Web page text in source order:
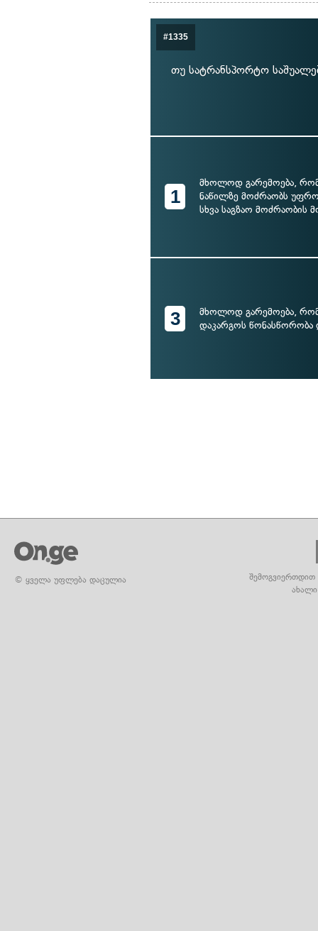
#1335
თუ სატრანსპორტო
1
მხოლოდ გარემოება,
ნაწილზე მოძრაობს
სხვა საგზაო მოძრაობის
3
მხოლოდ გარემოება, რომ
დაკარგოს წონასწორობა
© ყველა უფლება დაცულია
შემოგვიერთდით
ახალი